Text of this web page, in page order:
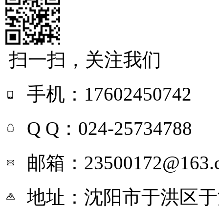
扫一扫，关注我们
手机：17602450742
Q Q：024-25734788
邮箱：
地址：沈阳市于洪区